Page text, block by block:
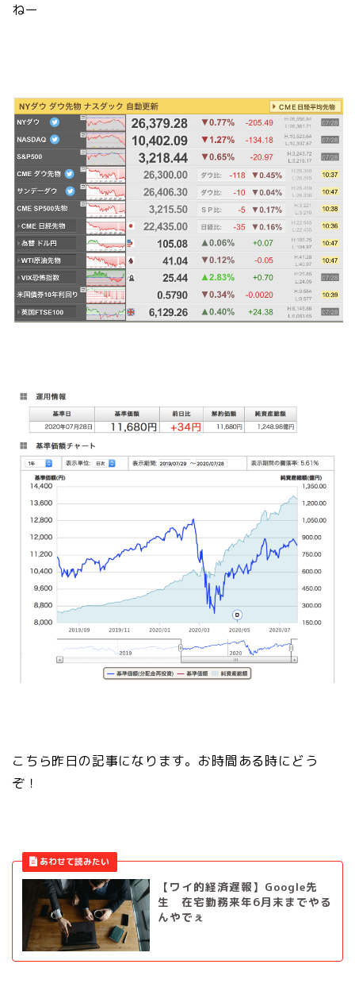
ねー
こちら昨日の記事になります。お時間ある時にどう
ぞ！
【ワイ的経済遅報】Google先
生 在宅勤務来年6月末までやる
んやでぇ